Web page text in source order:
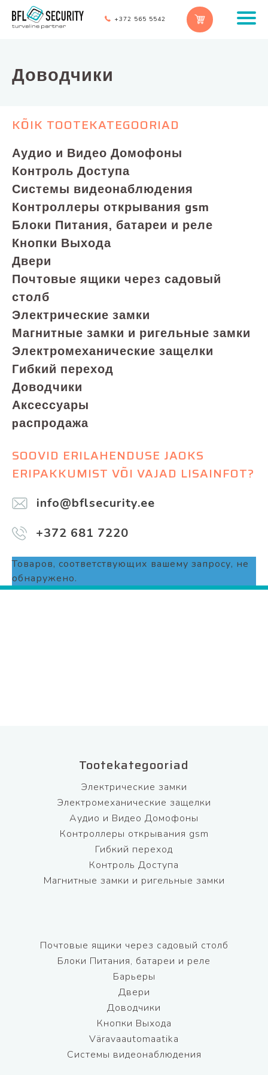
+372 565 5542
Доводчики
KÕIK TOOTEKATEGOORIAD
Аудио и Видео Домофоны
Контроль Доступа
Системы видеонаблюдения
Контроллеры открывания gsm
Блоки Питания, батареи и реле
Кнопки Выхода
Двери
Почтовые ящики через садовый
столб
Электрические замки
Магнитные замки и ригельные замки
Электромеханические защелки
Гибкий переход
Доводчики
Аксессуары
pаспродажа
SOOVID ERILAHENDUSE JAOKS
ERIPAKKUMIST VÕI VAJAD LISAINFOT?
info@bflsecurity.ee
+372 681 7220
Товаров, соответствующих вашему запросу, не
обнаружено.
Tootekategooriad
Электрические замки
Электромеханические защелки
Аудио и Видео Домофоны
Контроллеры открывания gsm
Гибкий переход
Контроль Доступа
Магнитные замки и ригельные замки
Почтовые ящики через садовый столб
Блоки Питания, батареи и реле
Барьеры
Двери
Доводчики
Кнопки Выхода
Väravaautomaatika
Системы видеонаблюдения